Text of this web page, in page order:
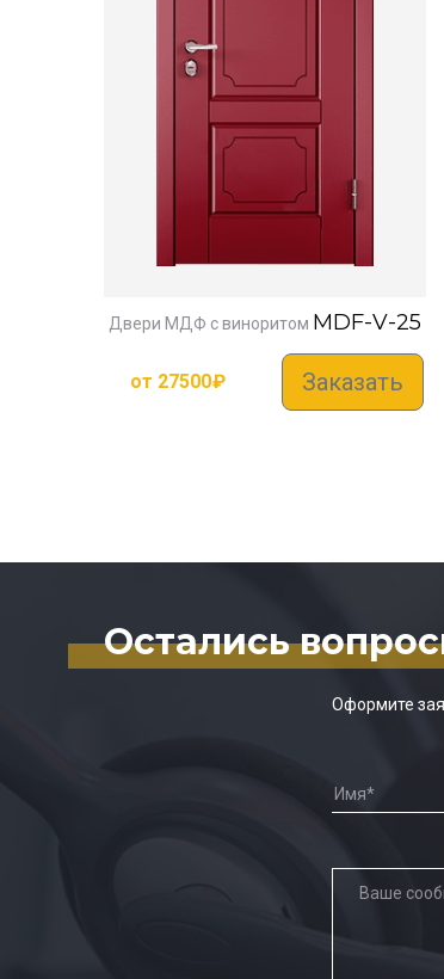
Двери МДФ с виноритом MDF-V-25
от 27500₽ Заказать
Остались
Оформите